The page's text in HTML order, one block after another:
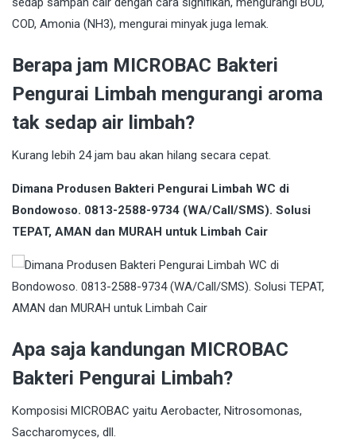
COD, Amonia (NH3), mengurai minyak juga lemak.
Berapa jam MICROBAC Bakteri
Pengurai Limbah mengurangi aroma
tak sedap air limbah?
Kurang lebih 24 jam bau akan hilang secara cepat.
Dimana Produsen Bakteri Pengurai Limbah WC di
Bondowoso. 0813-2588-9734 (WA/Call/SMS). Solusi
TEPAT, AMAN dan MURAH untuk Limbah Cair
Apa saja kandungan MICROBAC
Bakteri Pengurai Limbah?
Komposisi MICROBAC yaitu Aerobacter, Nitrosomonas,
Saccharomyces, dll.